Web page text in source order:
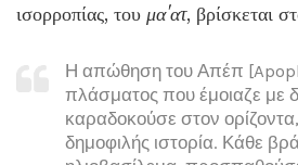
ισορροπίας, του μα'ατ, βρίσκεται
Η απώθηση του Απέπ
πλάσματος που έμοιαζε με
καραδοκούσε στον
δημοφιλής ιστορία. Κάθε